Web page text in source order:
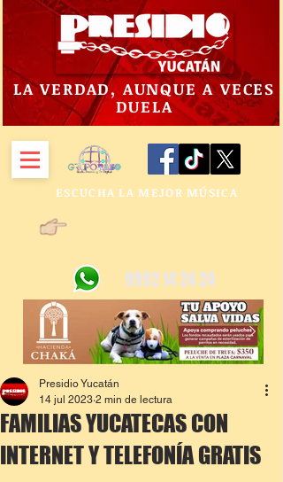
LA VERDAD, AUNQUE A VECES
DUELA
ESCUCHA LA MEJOR MÚSICA
9992 14 24 24
FAMILIAS YUCATECAS CON
INTERNET Y TELEFONÍA GRATIS
Presidio Yucatán
14 jul 2023 2 min de lectura